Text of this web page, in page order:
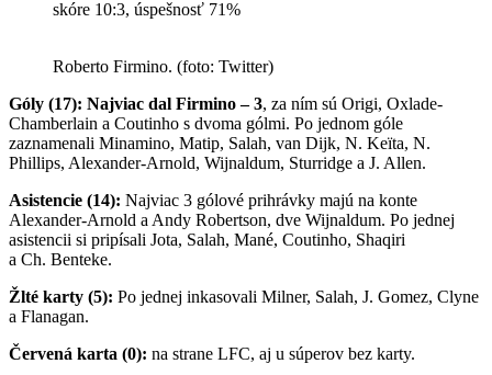
skóre 10:3, úspešnosť 71%
Roberto Firmino. (foto: Twitter)
Góly (17): Najviac dal Firmino – 3, za ním sú Origi, Oxlade-
Chamberlain a Coutinho s dvoma gólmi. Po jednom góle
zaznamenali Minamino, Matip, Salah, van Dijk, N. Keïta, N.
Phillips, Alexander-Arnold, Wijnaldum, Sturridge a J. Allen.
Asistencie (14): Najviac 3 gólové prihrávky majú na konte
Alexander-Arnold a Andy Robertson, dve Wijnaldum. Po jednej
asistencii si pripísali Jota, Salah, Mané, Coutinho, Shaqiri
a Ch. Benteke.
Žlté karty (5): Po jednej inkasovali Milner, Salah, J. Gomez, Clyne
a Flanagan.
Červená karta (0): na strane LFC, aj u súperov bez karty.